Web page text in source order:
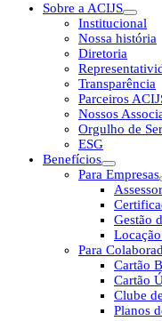
Sobre a ACIJS
Institucional
Nossa história
Diretoria
Transparência
Parceiros
Nossos
Orgulho de Ser
ESG
Benefícios
Para Empresas
Gestão
Para
Cartão
Cartão
Clube
Planos